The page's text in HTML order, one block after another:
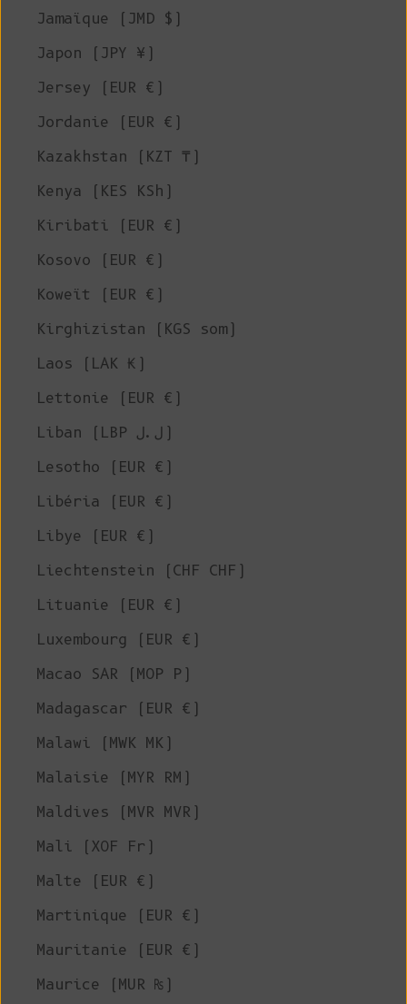
Jamaïque (JMD $)
Japon (JPY ¥)
Jersey (EUR €)
Jordanie (EUR €)
Kazakhstan (KZT ₸)
Kenya (KES KSh)
Kiribati (EUR €)
Kosovo (EUR €)
Koweït (EUR €)
Kirghizistan (KGS som)
Laos (LAK ₭)
Lettonie (EUR €)
Liban (LBP ل.ل)
Lesotho (EUR €)
Libéria (EUR €)
Libye (EUR €)
Liechtenstein (CHF CHF)
Lituanie (EUR €)
Luxembourg (EUR €)
Macao SAR (MOP P)
Madagascar (EUR €)
Malawi (MWK MK)
Malaisie (MYR RM)
Maldives (MVR MVR)
Mali (XOF Fr)
Malte (EUR €)
Martinique (EUR €)
Mauritanie (EUR €)
Maurice (MUR ₨)